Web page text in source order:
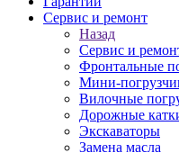
Сервис и ремонт
Назад
Сервис и
Фронтальные
Мини-
Вилочные
Дорожные
Экскаваторы
Замена масла